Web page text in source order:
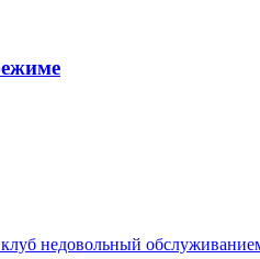
недовольный